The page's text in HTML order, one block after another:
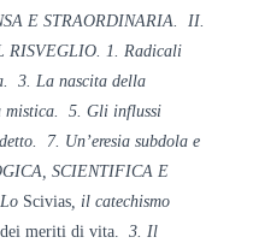
E STRAORDINARIA. II.
RISVEGLIO. 1. Radicali
3. La nascita della
mistica. 5. Gli influssi
7. Un’eresia subdola e
SCIENTIFICA E
Scivias, il catechismo
meriti di vita. 3. Il